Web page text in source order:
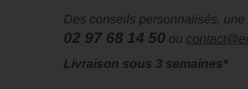
Des conseils personnalisés, une
02 97 68 14 50 ou
Livraison sous 3 semaines*